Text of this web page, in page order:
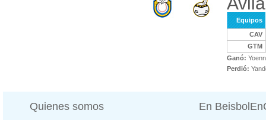
Equipos
CAV
GTM
Ganó:
Perdió:
Quienes somos En